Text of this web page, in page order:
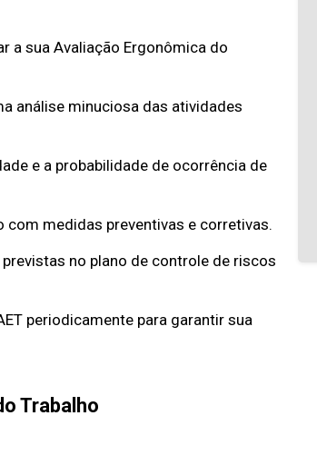
a sua Avaliação Ergonômica do
análise minuciosa das atividades
e a probabilidade de ocorrência de
com medidas preventivas e corretivas.
no plano de controle de riscos
periodicamente para garantir sua
Trabalho